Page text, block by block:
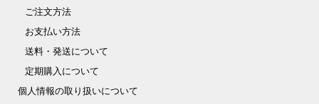
ご注文方法
お支払い方法
送料・発送について
定期購入について
個人情報の取り扱いについて